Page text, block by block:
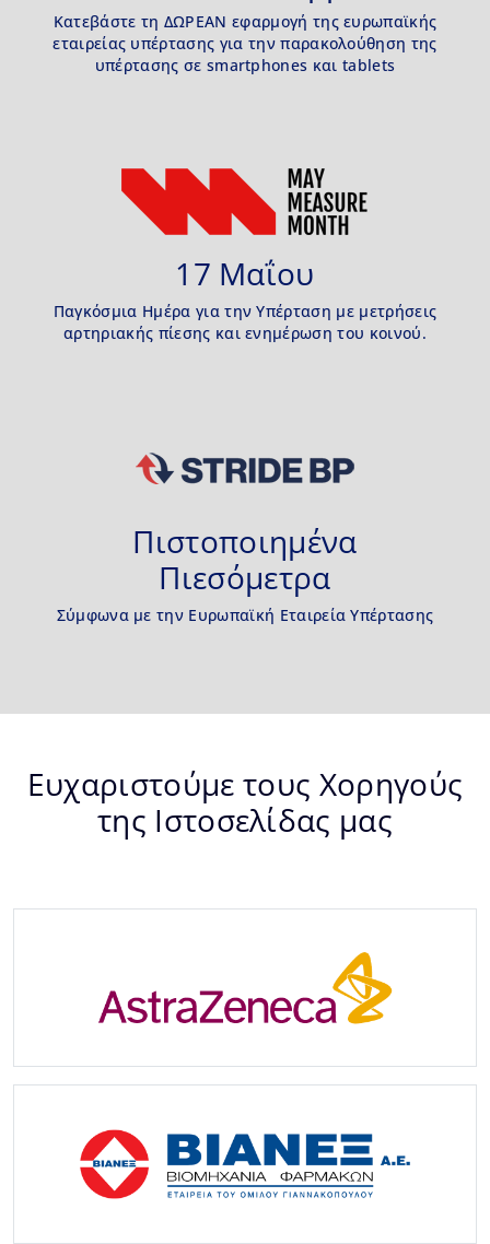
Κατεβάστε τη ΔΩΡΕΑΝ εφαρμογή της ευρωπαϊκής
εταιρείας υπέρτασης για την παρακολούθηση της
υπέρτασης σε smartphones και tablets
17 Μαΐου
Παγκόσμια Ημέρα για την Υπέρταση με μετρήσεις
αρτηριακής πίεσης και ενημέρωση του κοινού.
Πιστοποιημένα
Πιεσόμετρα
Σύμφωνα με την Ευρωπαϊκή Εταιρεία Υπέρτασης
Ευχαριστούμε τους Χορηγούς
της Ιστοσελίδας μας